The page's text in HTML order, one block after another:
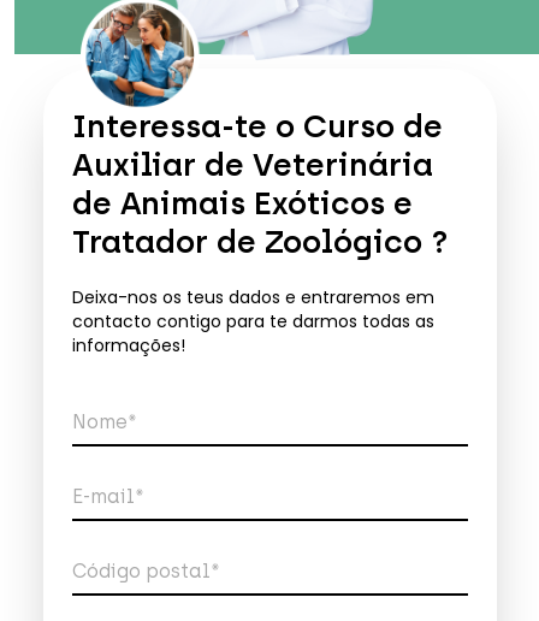
Interessa-te o Curso de
Auxiliar de Veterinária
de Animais Exóticos e
Tratador de Zoológico ?
Deixa-nos os teus dados e entraremos em
contacto contigo para te darmos todas as
informações!
Nome*
E-mail*
Telefone*
Código postal*